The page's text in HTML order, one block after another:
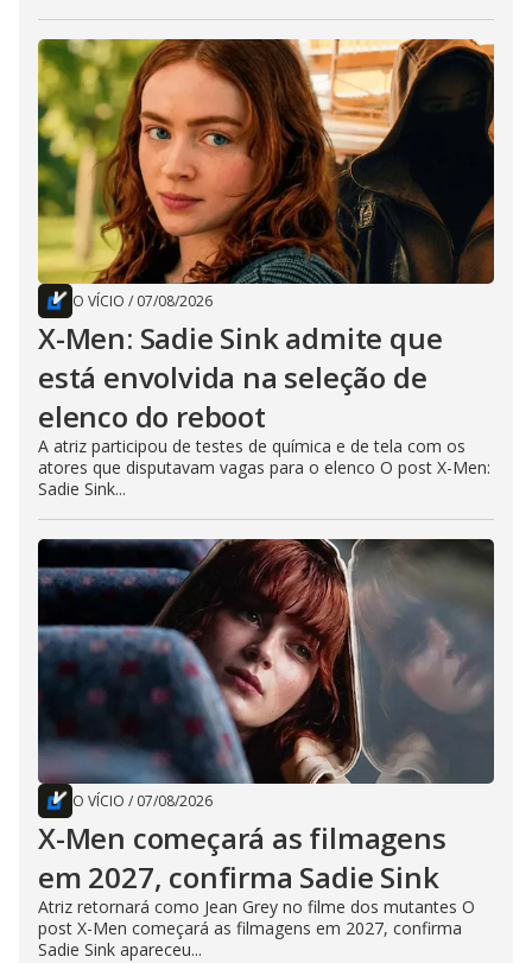
O VÍCIO / 07/08/2026
X-Men: Sadie Sink admite que
está envolvida na seleção de
elenco do reboot
A atriz participou de testes de química e de tela com os
atores que disputavam vagas para o elenco O post X-Men:
Sadie Sink...
O VÍCIO / 07/08/2026
X-Men começará as filmagens
em 2027, confirma Sadie Sink
Atriz retornará como Jean Grey no filme dos mutantes O
post X-Men começará as filmagens em 2027, confirma
Sadie Sink apareceu...